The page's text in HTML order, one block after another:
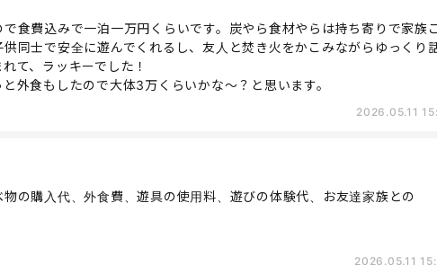
食費込みで一泊一万円くらいです。炭やら食材やらは持ち寄りで家族
同士で安全に遊んでくれるし、友人と焚き火をかこみながらゆっくり
て、ラッキーでした！
外食もしたので大体3万くらいかな～？と思います。
2026.05.11
の購入代、外食費、遊具の使用料、遊びの体験代、お友達家族との
2026.05.11